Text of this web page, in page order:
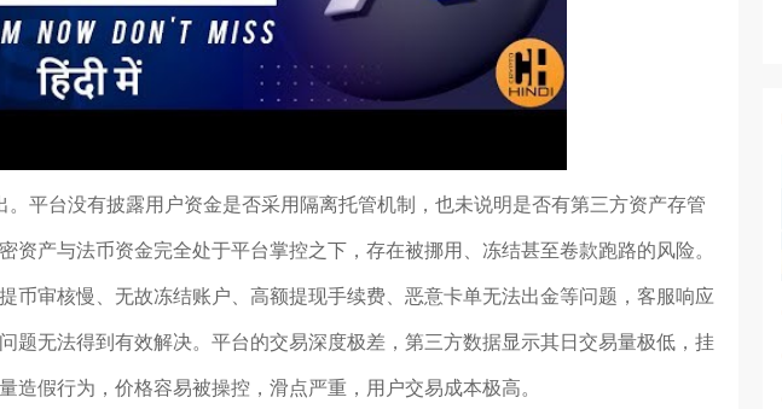
。平台没有披露用户资金是否采用隔离托管机制，也未说明是否有第三方资产存管
资产与法币资金完全处于平台掌控之下，存在被挪用、冻结甚至卷款跑路的风险。
币审核慢、无故冻结账户、高额提现手续费、恶意卡单无法出金等问题，客服响应
题无法得到有效解决。平台的交易深度极差，第三方数据显示其日交易量极低，挂
造假行为，价格容易被操控，滑点严重，用户交易成本极高。